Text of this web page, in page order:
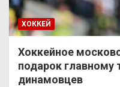
ХОККЕЙ
Хоккейное
подарок главному
динамовцев